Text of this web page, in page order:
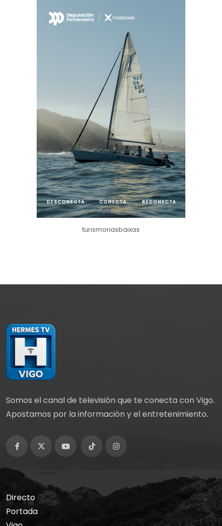
turismoriasbaixas
Somos el canal de televisión que te conecta con Vigo.
Apostamos por la información y el entretenimiento.
Directo
Portada